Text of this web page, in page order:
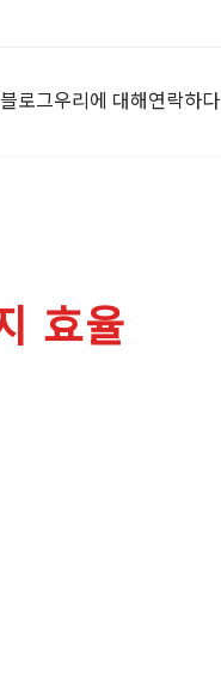
블로그우리에 대해 연락하다
효율